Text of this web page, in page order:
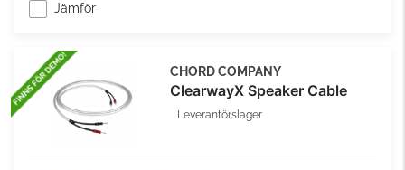
Jämför
CHORD COMPANY
ClearwayX Speaker Cable
Leverantörslager